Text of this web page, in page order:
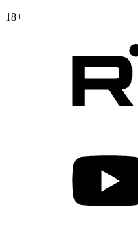
18+